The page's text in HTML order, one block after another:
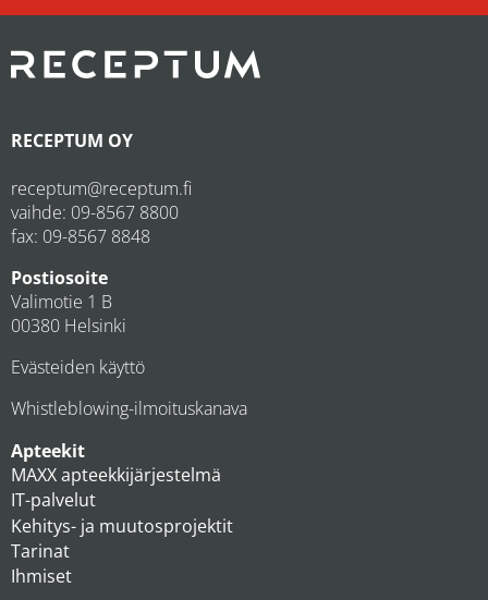
RECEPTUM OY
receptum@receptum.fi
vaihde: 09-8567 8800
fax: 09-8567 8848
Postiosoite
Valimotie 1 B
00380 Helsinki
Evästeiden käyttö
Whistleblowing-ilmoituskanava
Apteekit
MAXX apteekkijärjestelmä
IT-palvelut
Kehitys- ja muutosprojektit
Tarinat
Ihmiset